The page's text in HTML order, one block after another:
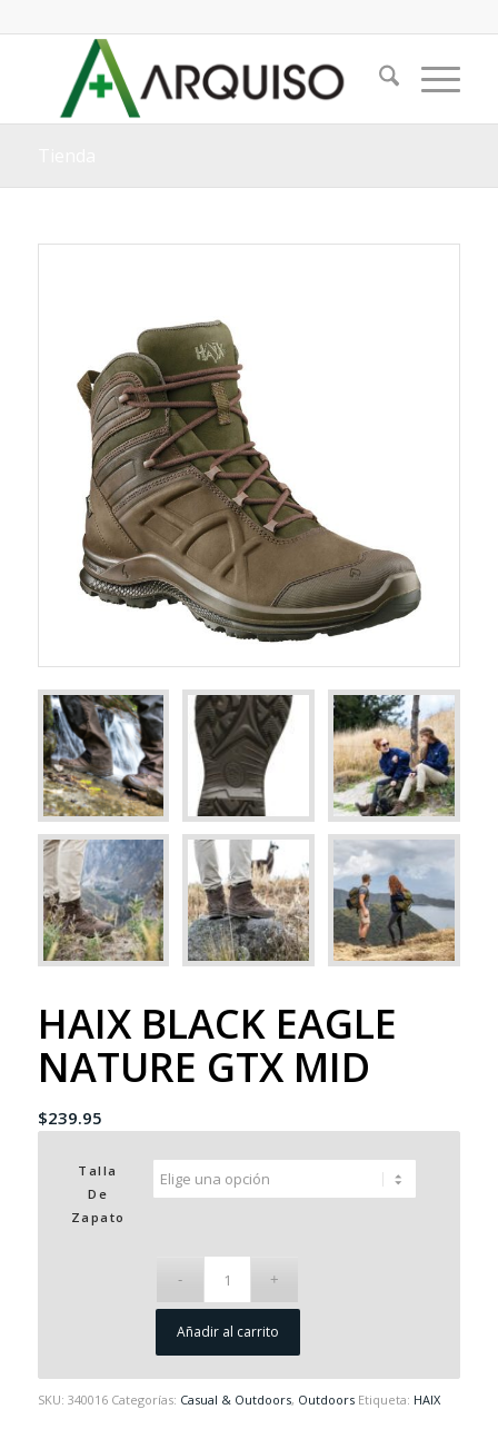
HAIX BLACK EAGLE
NATURE GTX MID
$239.95
Talla
De
Zapato
Añadir al carrito
SKU: 340016 Categorías: Casual & Outdoors, Outdoors Etiqueta: HAIX